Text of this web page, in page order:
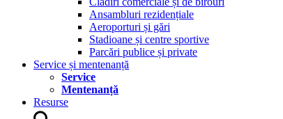
Ansambluri rezidențiale
Aeroporturi și gări
Stadioane și centre sportive
Parcări publice și private
Service și mentenanță
Service
Mentenanță
Resurse